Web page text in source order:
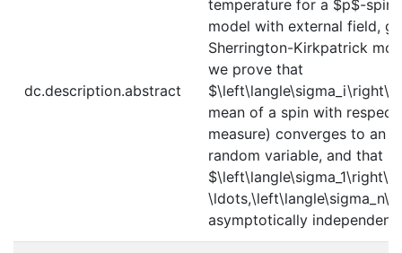
dc.description.abstract
temperature for a $p$-spin
model with external field,
Sherrington-Kirkpatrick
we prove that
mean of a spin with
measure) converges to an
random variable, and that
asymptotically independent.